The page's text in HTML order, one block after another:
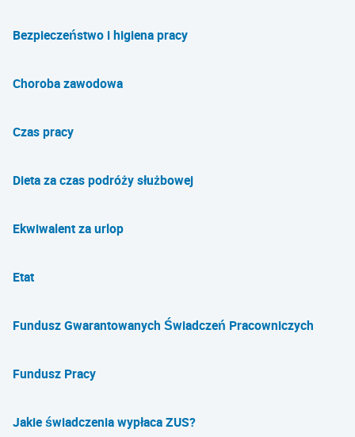
Bezpieczeństwo i higiena pracy
Choroba zawodowa
Czas pracy
Dieta za czas podróży służbowej
Ekwiwalent za urlop
Etat
Fundusz Gwarantowanych Świadczeń Pracowniczych
Fundusz Pracy
Jakie świadczenia wypłaca ZUS?